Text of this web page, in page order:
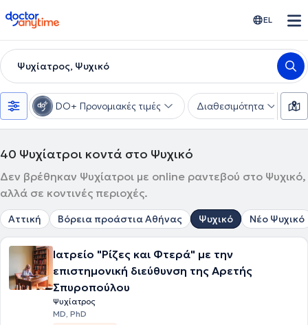
doctoranytime EL
Ψυχίατρος, Ψυχικό
DO+ Προνομιακές τιμές Διαθεσιμότητα
40 Ψυχίατροι κοντά στο Ψυχικό
Δεν βρέθηκαν Ψυχίατροι με online ραντεβού στο Ψυχικό,
αλλά σε κοντινές περιοχές.
Αττική Βόρεια προάστια Αθήνας Ψυχικό Νέο Ψυχικό
Ιατρείο "Ρίζες και Φτερά" με την
επιστημονική διεύθυνση της Αρετής
Σπυροπούλου
Ψυχίατρος
MD, PhD